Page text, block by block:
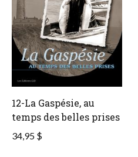
12-La Gaspésie, au
temps des belles prises
34,95 $